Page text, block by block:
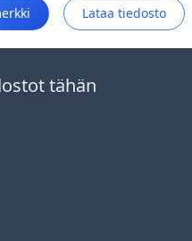
Lataa tiedosto
tähän